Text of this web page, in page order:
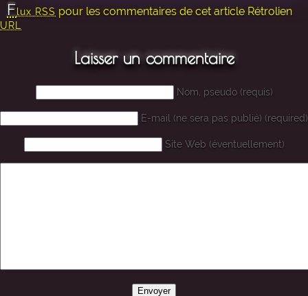
Flux RSS pour les commentaires de cet article Rétrolien
URL
Laisser un commentaire
Nom, pseudo (requis)
E-mail (ne sera pas publié) (required)
Site Web (éventuellement)